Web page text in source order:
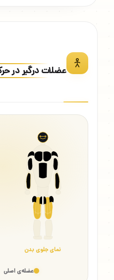
عضلات درگیر در
نمای جلوی بدن
عضله‌ی اصلی